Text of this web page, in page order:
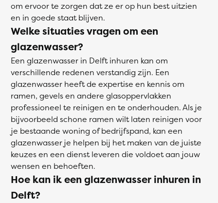
om ervoor te zorgen dat ze er op hun best uitzien
en in goede staat blijven.
Welke situaties vragen om een
glazenwasser?
Een glazenwasser in Delft inhuren kan om
verschillende redenen verstandig zijn. Een
glazenwasser heeft de expertise en kennis om
ramen, gevels en andere glasoppervlakken
professioneel te reinigen en te onderhouden. Als je
bijvoorbeeld schone ramen wilt laten reinigen voor
je bestaande woning of bedrijfspand, kan een
glazenwasser je helpen bij het maken van de juiste
keuzes en een dienst leveren die voldoet aan jouw
wensen en behoeften.
Hoe kan ik een glazenwasser inhuren in
Delft?